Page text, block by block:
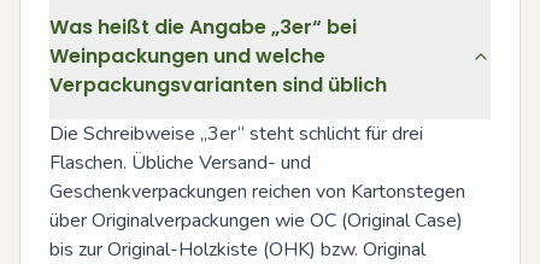
Was heißt die Angabe „3er“ bei
Weinpackungen und welche
Verpackungsvarianten sind üblich
Die Schreibweise „3er“ steht schlicht für drei
Flaschen. Übliche Versand- und
Geschenkverpackungen reichen von Kartonstegen
über Originalverpackungen wie OC (Original Case)
bis zur Original-Holzkiste (OHK) bzw. Original